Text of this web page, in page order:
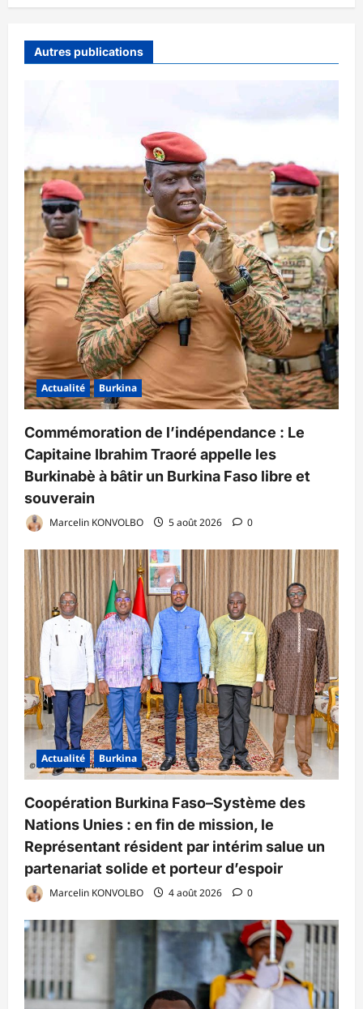
Autres publications
Actualité Burkina
Commémoration de l’indépendance : Le
Capitaine Ibrahim Traoré appelle les
Burkinabè à bâtir un Burkina Faso libre et
souverain
Marcelin KONVOLBO 5 août 2026 0
Actualité Burkina
Coopération Burkina Faso–Système des
Nations Unies : en fin de mission, le
Représentant résident par intérim salue un
partenariat solide et porteur d’espoir
Marcelin KONVOLBO 4 août 2026 0